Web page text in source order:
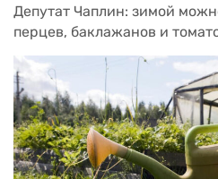
Депутат Чаплин: зимой
перцев, баклажанов и